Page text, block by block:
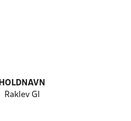
HOLDNAVN
Raklev GI